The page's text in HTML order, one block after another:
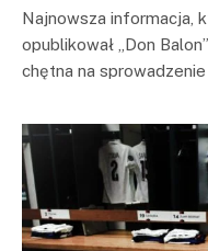
Najnowsza informacja,
opublikował „Don
chętna na